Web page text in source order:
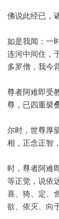
佛说此经已，
如是我闻：一
连河中间住，
多罗僧，我今
尊者阿难即受
尊，已四重襞
尔时，世尊厚
相，正念正智
时，尊者阿难
等正觉，说依
喜、猗、定、
欲、依灭、向